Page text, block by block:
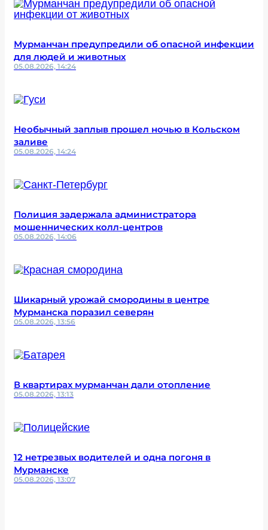
Мурманчан предупредили об опасной инфекции
для людей и животных
05.08.2026, 14:24
Необычный заплыв прошел ночью в Кольском
заливе
05.08.2026, 14:24
Полиция задержала администратора
мошеннических колл-центров
05.08.2026, 14:06
Шикарный урожай смородины в центре
Мурманска поразил северян
05.08.2026, 13:56
В квартирах мурманчан дали отопление
05.08.2026, 13:13
12 нетрезвых водителей и одна погоня в
Мурманске
05.08.2026, 13:07